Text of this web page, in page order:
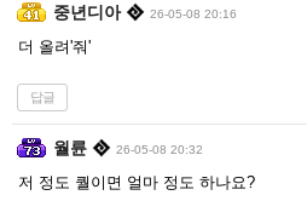
중년디아 26-05-08 20:16
더 올려'줘'
답글
월륜 26-05-08 20:32
저 정도 퀄이면 얼마 정도 하나요?